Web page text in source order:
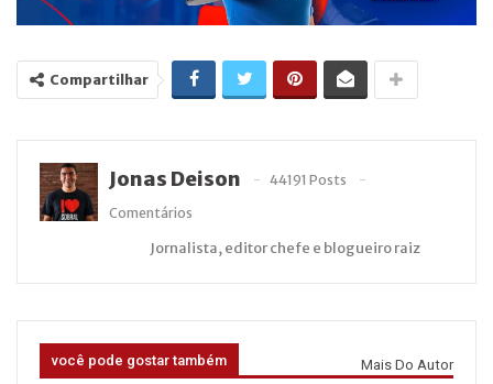
Compartilhar
Jonas Deison
44191 Posts
Comentários
Jornalista, editor chefe e blogueiro raiz
você pode gostar também Mais Do Autor